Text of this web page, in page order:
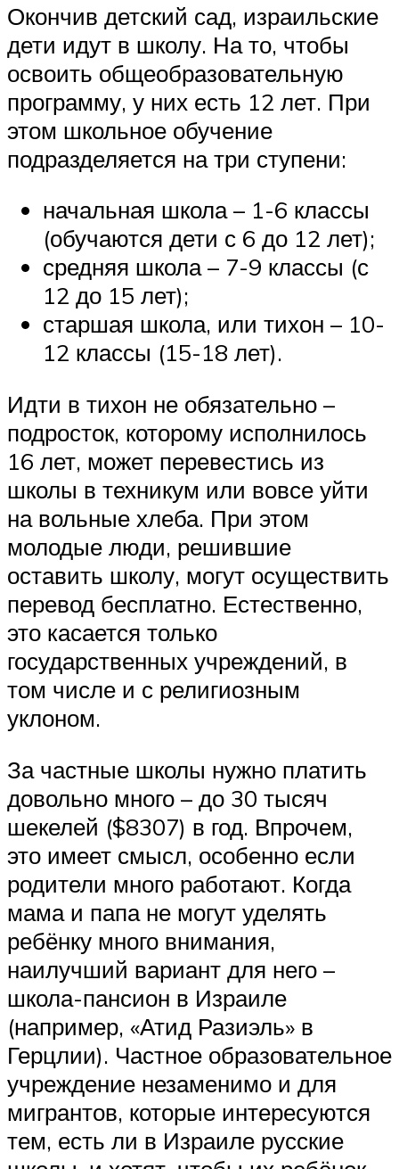
Окончив детский сад, израильские
дети идут в школу. На то, чтобы
освоить общеобразовательную
программу, у них есть 12 лет. При
этом школьное обучение
подразделяется на три ступени:
начальная школа – 1-6 классы
(обучаются дети с 6 до 12 лет);
средняя школа – 7-9 классы (с
12 до 15 лет);
старшая школа, или тихон – 10-
12 классы (15-18 лет).
Идти в тихон не обязательно –
подросток, которому исполнилось
16 лет, может перевестись из
школы в техникум или вовсе уйти
на вольные хлеба. При этом
молодые люди, решившие
оставить школу, могут осуществить
перевод бесплатно. Естественно,
это касается только
государственных учреждений, в
том числе и с религиозным
уклоном.
За частные школы нужно платить
довольно много – до 30 тысяч
шекелей ($8307) в год. Впрочем,
это имеет смысл, особенно если
родители много работают. Когда
мама и папа не могут уделять
ребёнку много внимания,
наилучший вариант для него –
школа-пансион в Израиле
(например, «Атид Разиэль» в
Герцлии). Частное образовательное
учреждение незаменимо и для
мигрантов, которые интересуются
тем, есть ли в Израиле русские